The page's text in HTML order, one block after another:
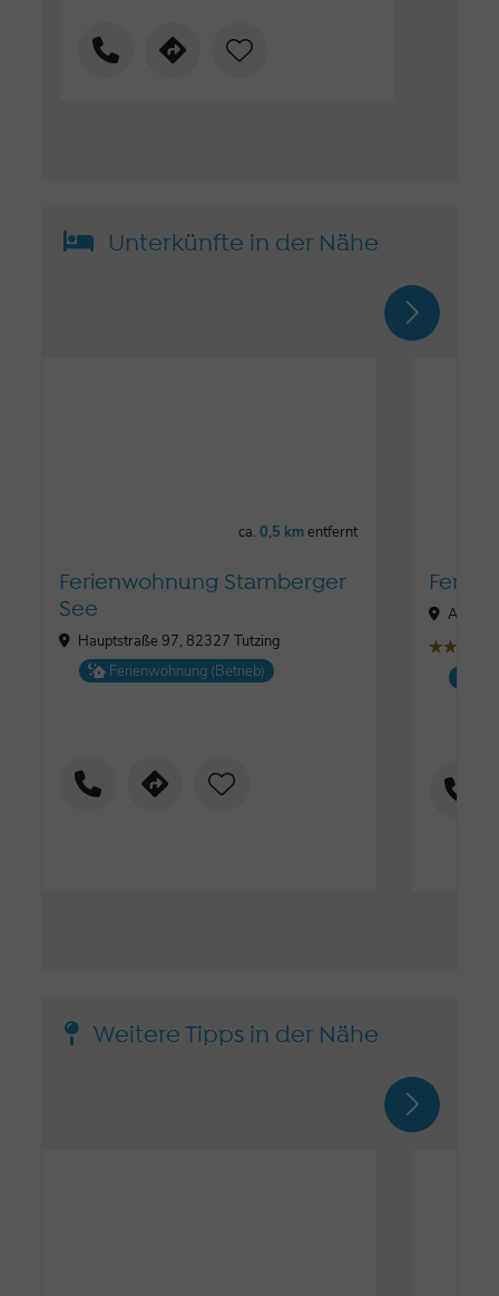
Unterkünfte in der Nähe
ca.0,5 kmentfernt
Ferienwohnung Starnberger
See
Hauptstraße 97, 82327 Tutzing
Ferienwohnung (Betrieb)
Alte
țțț
Weitere Tipps in der Nähe